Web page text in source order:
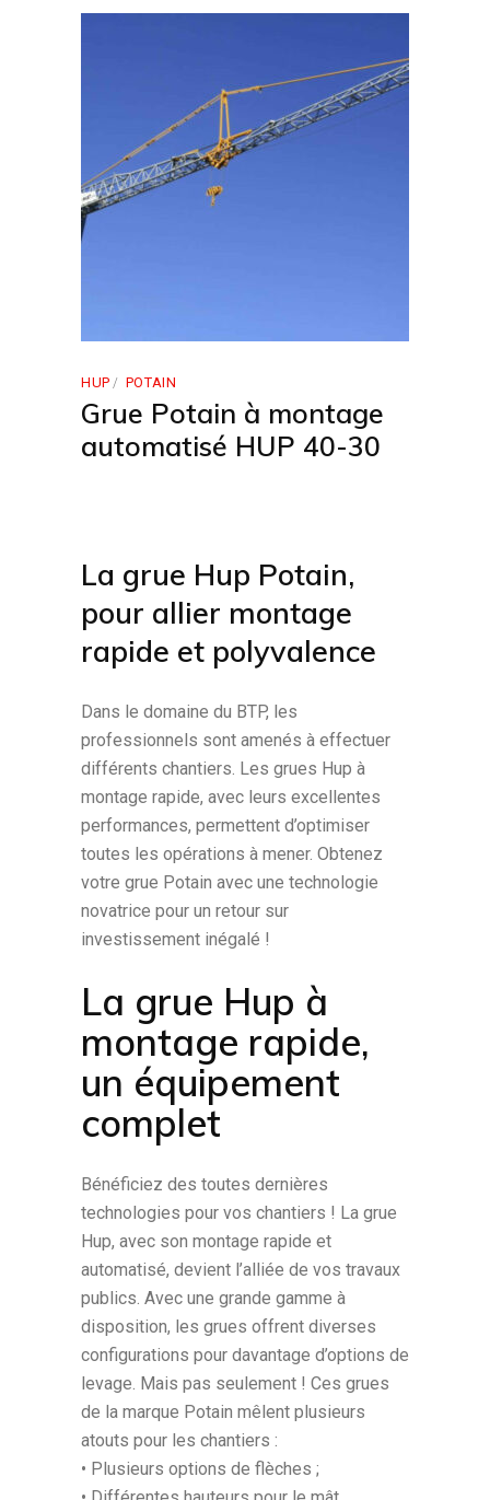
HUP POTAIN
Grue Potain à montage
automatisé HUP 40-30
La grue Hup Potain,
pour allier montage
rapide et polyvalence
Dans le domaine du BTP, les
professionnels sont amenés à effectuer
différents chantiers. Les grues Hup à
montage rapide, avec leurs excellentes
performances, permettent d’optimiser
toutes les opérations à mener. Obtenez
votre grue Potain avec une technologie
novatrice pour un retour sur
investissement inégalé !
La grue Hup à
montage rapide,
un équipement
complet
Bénéficiez des toutes dernières
technologies pour vos chantiers ! La grue
Hup, avec son montage rapide et
automatisé, devient l’alliée de vos travaux
publics. Avec une grande gamme à
disposition, les grues offrent diverses
configurations pour davantage d’options de
levage. Mais pas seulement ! Ces grues
de la marque Potain mêlent plusieurs
atouts pour les chantiers :
• Plusieurs options de flèches ;